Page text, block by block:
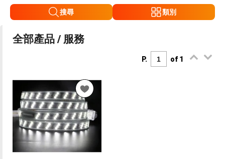
搜尋 類別
全部產品 / 服務
P. of 1